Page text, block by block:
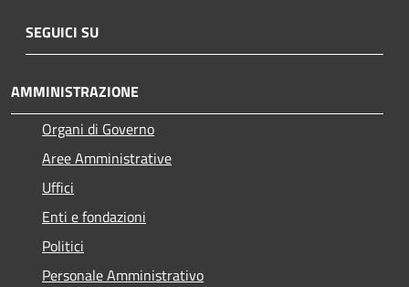
SEGUICI SU
AMMINISTRAZIONE
Organi di Governo
Aree Amministrative
Uffici
Enti e fondazioni
Politici
Personale Amministrativo